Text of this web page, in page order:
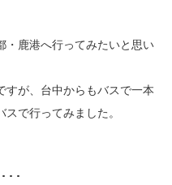
・鹿港へ行ってみたいと思い
すが、台中からもバスで一本
で行ってみました。
･･